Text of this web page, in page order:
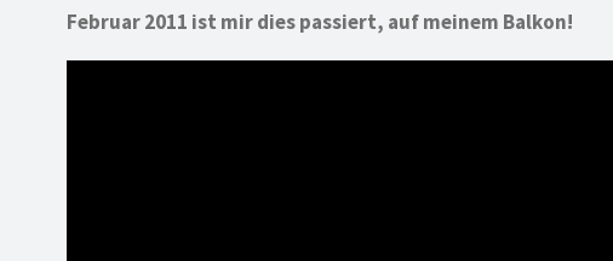
Februar 2011 ist mir dies passiert, auf meinem Balkon!